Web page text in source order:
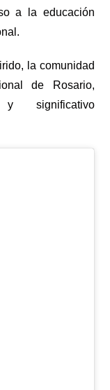
a la educación
la comunidad
de Rosario,
significativo